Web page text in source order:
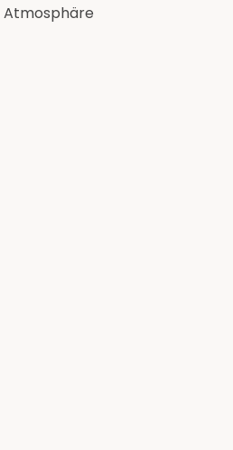
Atmosphäre